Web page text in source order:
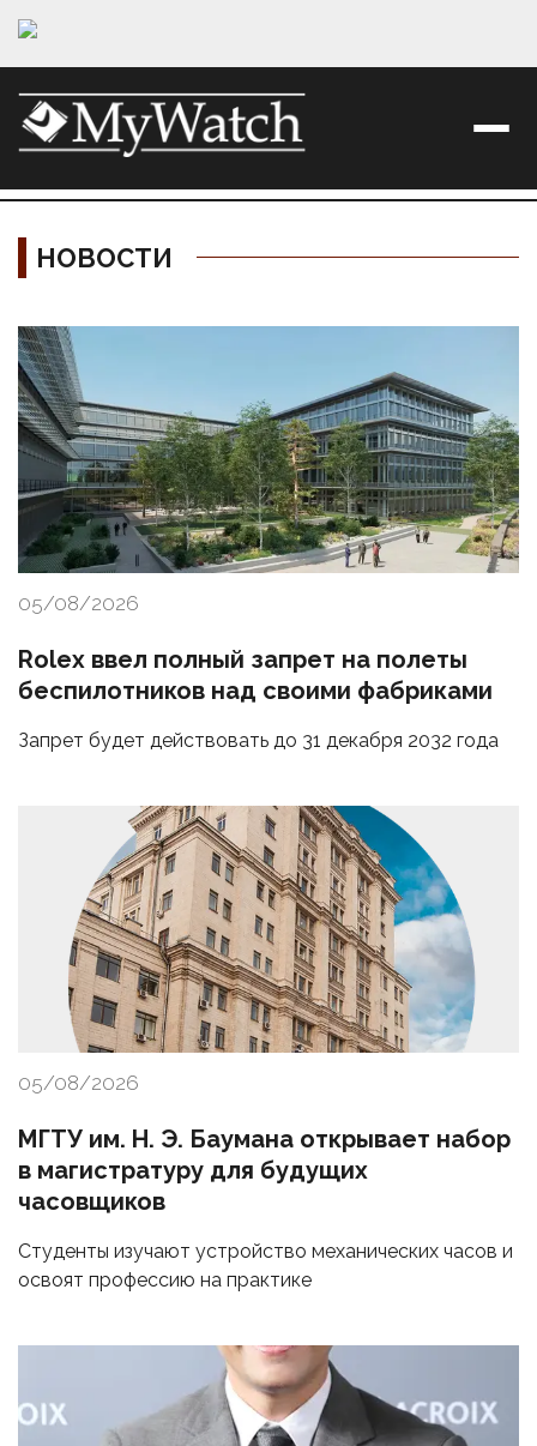
НОВОСТИ
Материалы
05/08/2026
Rolex ввел полный запрет на полеты
беспилотников над своими фабриками
Запрет будет действовать до 31 декабря 2032 года
05/08/2026
МГТУ им. Н. Э. Баумана открывает набор
в магистратуру для будущих
часовщиков
Студенты изучают устройство механических часов и
освоят профессию на практике